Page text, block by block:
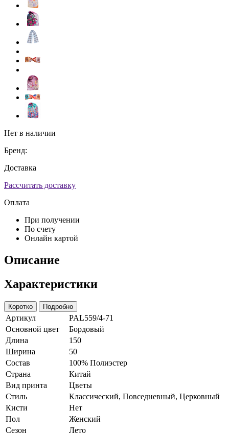
Нет в наличии
Бренд:
Доставка
Рассчитать доставку
Оплата
При получении
По счету
Онлайн картой
Описание
Характеристики
Коротко Подробно
Артикул
PAL559/4-71
Основной цвет
Бордовый
Длина
150
Ширина
50
Состав
100% Полиэстер
Страна
Китай
Вид принта
Цветы
Стиль
Классический, Повседневный, Церковный
Кисти
Нет
Пол
Женский
Сезон
Лето